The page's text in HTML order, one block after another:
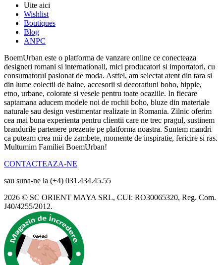
Uite aici
Wishlist
Boutiques
Blog
ANPC
BoemUrban este o platforma de vanzare online ce conecteaza
designeri romani si internationali, mici producatori si importatori, cu
consumatorul pasionat de moda. Astfel, am selectat atent din tara si
din lume colectii de haine, accesorii si decoratiuni boho, hippie,
etno, urbane, colorate si vesele pentru toate ocaziile. In fiecare
saptamana aducem modele noi de rochii boho, bluze din materiale
naturale sau design vestimentar realizate in Romania. Zilnic oferim
cea mai buna experienta pentru clientii care ne trec pragul, sustinem
brandurile partenere prezente pe platforma noastra. Suntem mandri
ca puteam crea mii de zambete, momente de inspiratie, fericire si ras.
Multumim Familiei BoemUrban!
CONTACTEAZA-NE
sau suna-ne la (+4) 031.434.45.55
2026 © SC ORIENT MAYA SRL, CUI: RO30065320, Reg. Com.
J40/4255/2012.